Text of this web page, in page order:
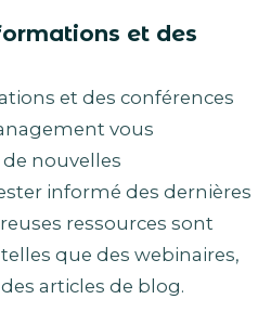
et des
et des conférences
vous
nouvelles
informé des dernières
ressources sont
que des webinaires,
articles de blog.